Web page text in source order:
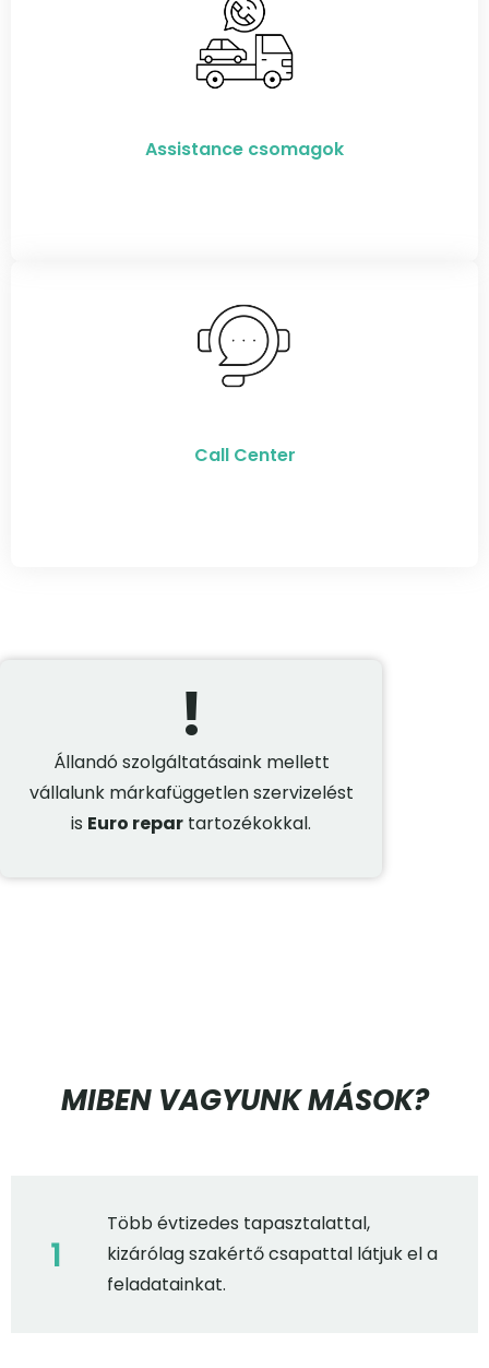
Assistance csomagok
Call Center
!
Állandó szolgáltatásaink mellett
vállalunk márkafüggetlen szervizelést
is Euro repar tartozékokkal.
MIBEN VAGYUNKMÁSOK?
Több évtizedes tapasztalattal,
kizárólag szakértő csapattal látjuk el a
feladatainkat.